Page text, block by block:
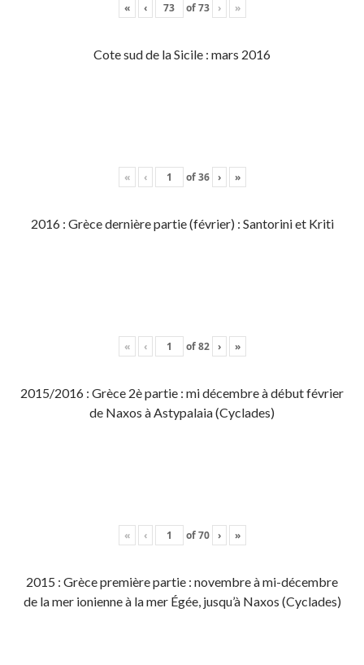
« ‹ of73 › »
Cote sud de la Sicile : mars 2016
« ‹ of36 › »
2016 : Grèce dernière partie (février) : Santorini et Kriti
« ‹ of82 › »
2015/2016 : Grèce 2è partie : mi décembre à début février
de Naxos à Astypalaia (Cyclades)
« ‹ of70 › »
2015 : Grèce première partie : novembre à mi-décembre
de la mer ionienne à la mer Égée, jusqu’à Naxos (Cyclades)